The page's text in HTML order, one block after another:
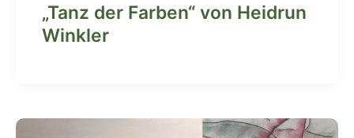
„Tanz der Farben“ von Heidrun
Winkler